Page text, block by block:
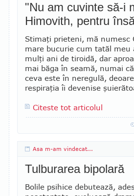
"Nu am cuvinte să-i
Himovith, pentru
Stimaţi prieteni, mă numesc
mare bucurie cum tatăl
mulţi ani de tiroidă, dar
mai băga în seamă, numai
ceva este în neregulă,
respiraţia îi devenise
Citeste tot articolul
Asa m-am vindecat...
Tulburarea bipolară
Bolile psihice debutează,